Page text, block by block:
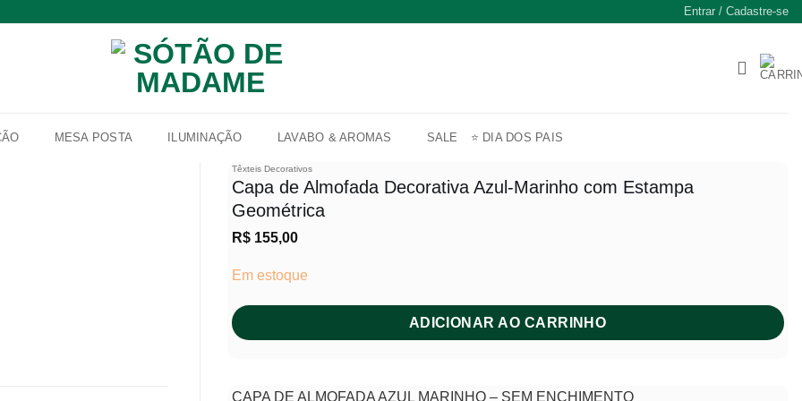
Entrar / Cadastre-se
MESA POSTA ILUMINAÇÃO LAVABO & AROMAS SALE ⭐ DIA DOS PAIS
Têxteis Decorativos
Capa de Almofada Decorativa Azul-Marinho com Estampa
Geométrica
R$ 155,00
Em estoque
ADICIONAR AO CARRINHO
CAPA DE ALMOFADA AZUL MARINHO – SEM ENCHIMENTO